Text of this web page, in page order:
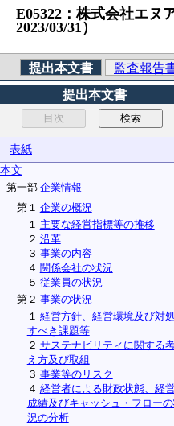
E05322：株式会社エヌ
2023/03/31）
提出本文書 監査報告
提出本文書